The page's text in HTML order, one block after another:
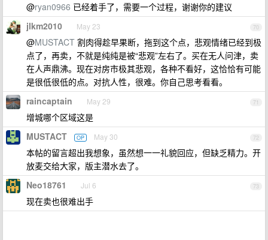
@ryan0966 已经着手了，需要一个过程，谢谢你的建议
70
jlkm2010 May 23
@MUSTACT 割肉得趁早果断，拖到这个点，悲观情绪已经到极
点了，再卖，不就是纯纯是被“悲观”左右了。买在无人问津，卖
在人声鼎沸。现在对房市极其悲观，各种不看好，这恰恰有可能
是很低很低的点。对抗人性，很难。你自己思考看看。
71
raincaptain May 29
增城哪个区域这是
72
MUSTACT OP May 30
本帖的留言超出我想象，虽然想一一礼貌回应，但缺乏精力。开
放麦交给大家，版主潜水去了。
73
Neo18761 Jul 6
现在卖也很难出手